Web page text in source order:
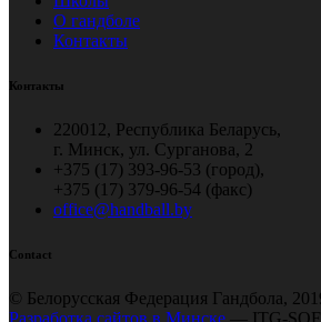
О гандболе
Контакты
Контакты
220012, Республика Беларусь,
г. Минск, ул. Сурганова, 2
+375 (17) 393-96-53 (город),
+375 (17) 379-96-54 (факс)
office@handball.by
Contact
© Белорусская Федерация Гандбола,